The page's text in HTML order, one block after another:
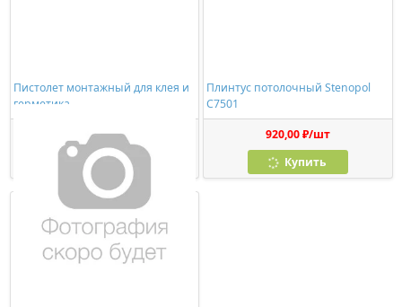
Пистолет монтажный для клея и
герметика
278,00 ₽/шт
Купить
Плинтус потолочный Stenopol
C7501
920,00 ₽/шт
Купить